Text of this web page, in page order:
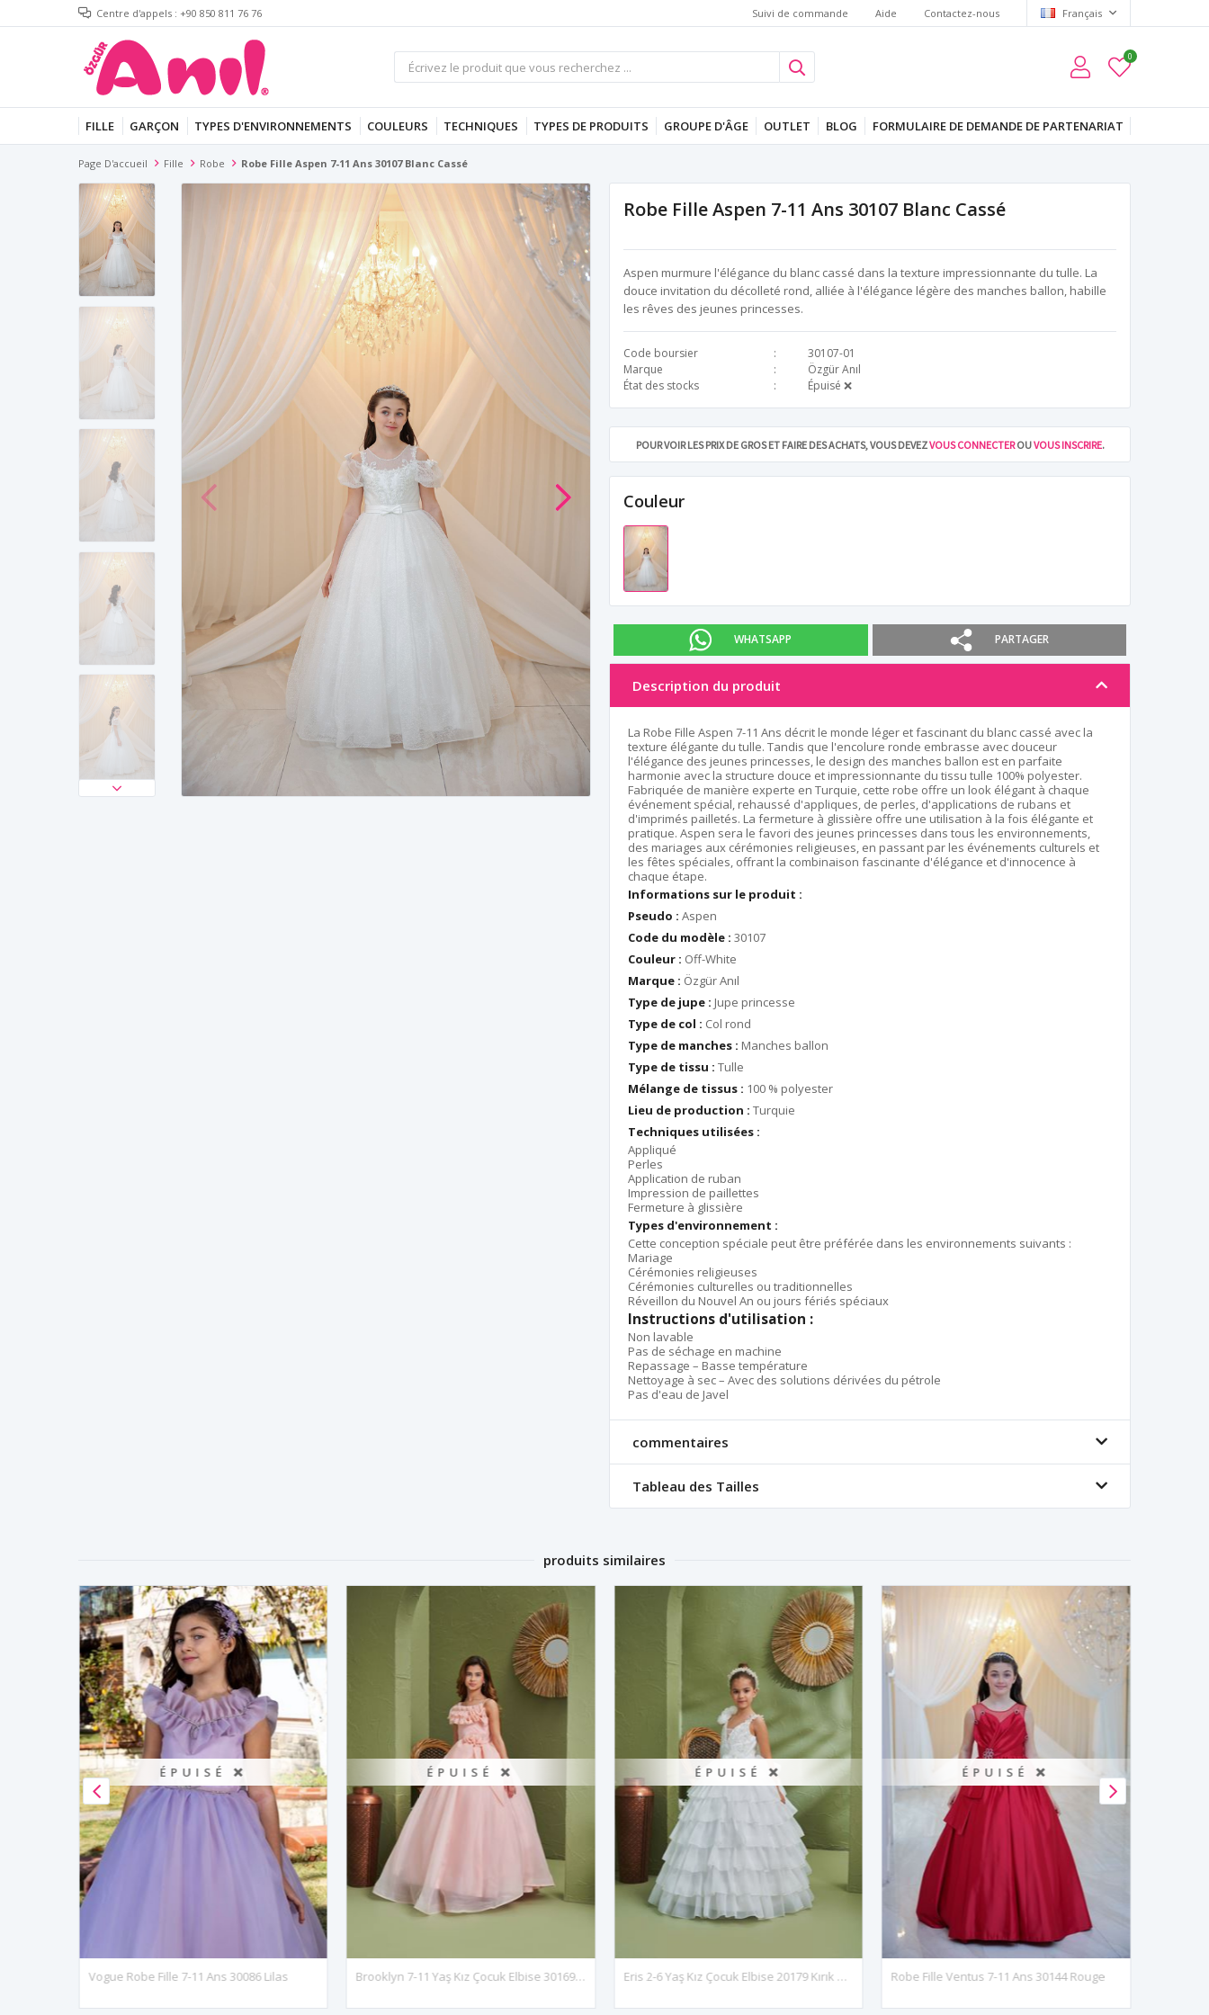
Centre d'appels : +90 850 811 76 76 Suivi de commande Aide Contactez-nous Français
0
FILLE GARÇON TYPES D'ENVIRONNEMENTS COULEURS TECHNIQUES TYPES DE PRODUITS GROUPE D'ÂGE OUTLET BLOG FORMULAIRE DE DEMANDE DE PARTENARIAT
Page D'accueil Fille Robe Robe Fille Aspen 7-11 Ans 30107 Blanc Cassé
Robe Fille Aspen 7-11 Ans 30107 Blanc Cassé
Aspen murmure l'élégance du blanc cassé dans la texture impressionnante du tulle. La
douce invitation du décolleté rond, alliée à l'élégance légère des manches ballon, habille
les rêves des jeunes princesses.
Code boursier
30107-01
Marque
Özgür Anıl
État des stocks
Épuisé ❌
POUR VOIR LES PRIX DE GROS ET FAIRE DES ACHATS, VOUS DEVEZVOUS CONNECTEROUVOUS INSCRIRE.
Couleur
WHATSAPP PARTAGER
Description du produit
La Robe Fille Aspen 7-11 Ans décrit le monde léger et fascinant du blanc cassé avec la
texture élégante du tulle. Tandis que l'encolure ronde embrasse avec douceur
l'élégance des jeunes princesses, le design des manches ballon est en parfaite
harmonie avec la structure douce et impressionnante du tissu tulle 100% polyester.
Fabriquée de manière experte en Turquie, cette robe offre un look élégant à chaque
événement spécial, rehaussé d'appliques, de perles, d'applications de rubans et
d'imprimés pailletés. La fermeture à glissière offre une utilisation à la fois élégante et
pratique. Aspen sera le favori des jeunes princesses dans tous les environnements,
des mariages aux cérémonies religieuses, en passant par les événements culturels et
les fêtes spéciales, offrant la combinaison fascinante d'élégance et d'innocence à
chaque étape.
Informations sur le produit :
Pseudo : Aspen
Code du modèle : 30107
Couleur : Off-White
Marque : Özgür Anıl
Type de jupe : Jupe princesse
Type de col : Col rond
Type de manches : Manches ballon
Type de tissu : Tulle
Mélange de tissus : 100 % polyester
Lieu de production : Turquie
Techniques utilisées :
Appliqué
Perles
Application de ruban
Impression de paillettes
Fermeture à glissière
Types d'environnement :
Cette conception spéciale peut être préférée dans les environnements suivants :
Mariage
Cérémonies religieuses
Cérémonies culturelles ou traditionnelles
Réveillon du Nouvel An ou jours fériés spéciaux
Instructions d'utilisation :
Non lavable
Pas de séchage en machine
Repassage – Basse température
Nettoyage à sec – Avec des solutions dérivées du pétrole
Pas d'eau de Javel
commentaires
Tableau des Tailles
produits similaires
ÉPUISÉ ❌
Vogue Robe Fille 7-11 Ans 30086 Lilas
ÉPUISÉ ❌
Brooklyn 7-11 Yaş Kız Çocuk Elbise 30169 Somon
ÉPUISÉ ❌
Eris 2-6 Yaş Kız Çocuk Elbise 20179 Kırık Beyaz
ÉPUISÉ ❌
Robe Fille Ventus 7-11 Ans 30144 Rouge